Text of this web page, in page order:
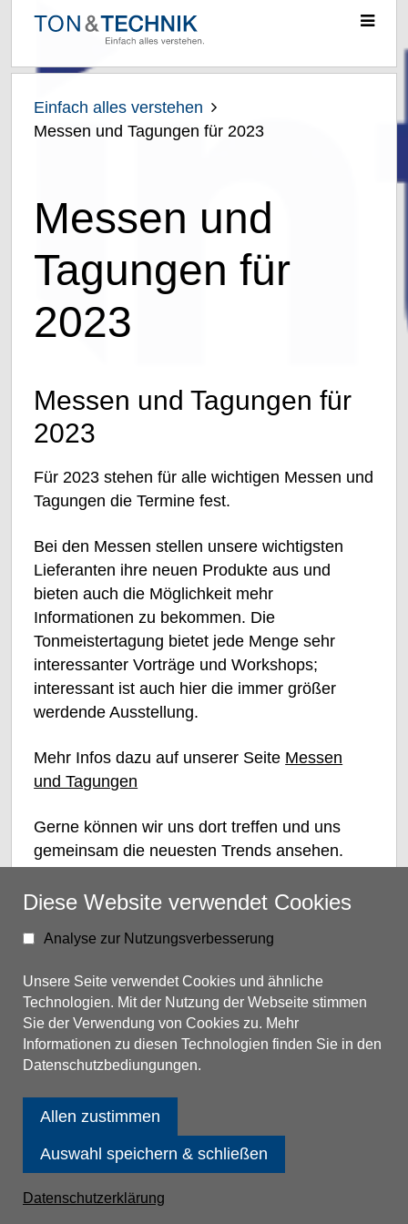
Unsere Arbeitsweisen
Beraten & Planen
Service
Raumakustik
Ton-Technik
Video-Technik
Mediensteuerung
Barrierefreiheit
Wissen
Seminare bei T&T
Seminare bei Ihnen
Messen und Tagungen
Ton&Technik
Ziele und Werte
Ansprechpartner
Einfach alles verstehen
Messen und Tagungen für 2023
Messen und
Tagungen für
2023
Messen und Tagungen für
2023
Für 2023 stehen für alle wichtigen Messen und
Tagungen die Termine fest.
Bei den Messen stellen unsere wichtigsten
Lieferanten ihre neuen Produkte aus und
bieten auch die Möglichkeit mehr
Informationen zu bekommen. Die
Tonmeistertagung bietet jede Menge sehr
interessanter Vorträge und Workshops;
interessant ist auch hier die immer größer
werdende Ausstellung.
Mehr Infos dazu auf unserer Seite Messen
und Tagungen
Gerne können wir uns dort treffen und uns
gemeinsam die neuesten Trends ansehen.
Kontakt & Anfahrt
Impressum
Diese Website verwendet Cookies
Analyse zur Nutzungsverbesserung
Unsere Seite verwendet Cookies und ähnliche
Technologien. Mit der Nutzung der Webseite stimmen
Sie der Verwendung von Cookies zu. Mehr
Informationen zu diesen Technologien finden Sie in den
Datenschutzbediungungen.
Allen zustimmen
Auswahl speichern & schließen
Datenschutzerklärung